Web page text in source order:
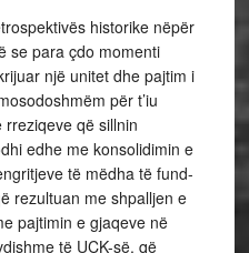
historike nëpër
se para çdo momenti
një unitet dhe pajtim i
për t’iu
që sillnin
edhe me konsolidimin e
të mëdha të fund-
rezultuan me shpalljen e
pajtimin e gjaqeve në
të UÇK-së, që